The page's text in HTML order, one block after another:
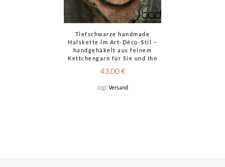
Tiefschwarze handmade
Halskette im Art-Déco-Stil –
handgehäkelt aus feinem
Kettchengarn für Sie und Ihn
43,00€
zzgl. Versand